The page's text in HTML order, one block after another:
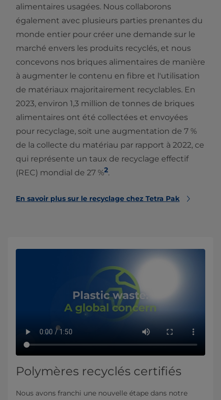
alimentaires usagées. Nous collaborons
également avec plusieurs parties prenantes du
monde entier pour créer une demande sur le
marché envers les produits recyclés, et nous
concevons nos briques alimentaires de manière
à augmenter le contenu en fibre et l'utilisation
de matériaux majoritairement recyclables. En
2023, environ 1,3 million de tonnes de briques
alimentaires ont été collectées et envoyées
pour recyclage, soit une augmentation de 7 %
de la collecte du matériau par rapport à 2022, ce
qui représente un taux de recyclage effectif
(REC) mondial de 27 %2.
En savoir plus sur le recyclage chez Tetra Pak
Polymères recyclés certifiés
Nous avons franchi une nouvelle étape dans notre